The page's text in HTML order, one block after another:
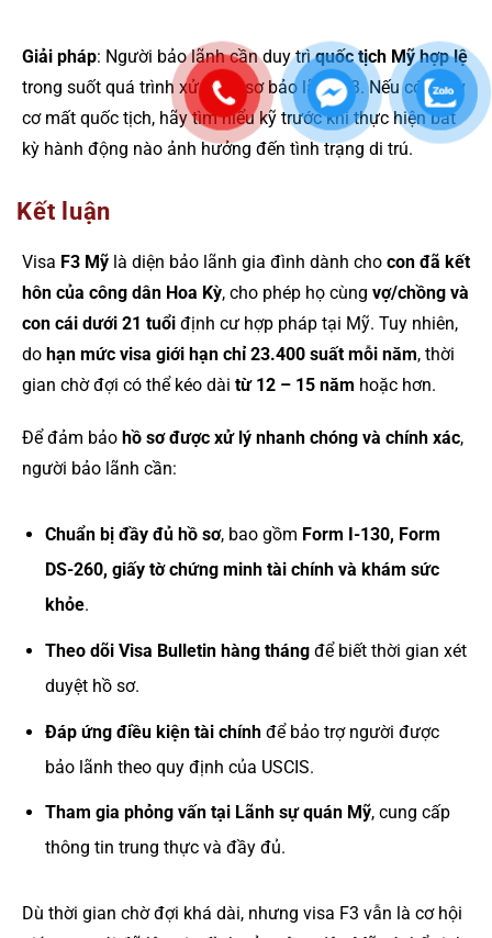
Giải pháp: Người bảo lãnh cần duy trìquốc tịch Mỹ hợp lệ
trong suốt quá trình xử lý hồ sơ bảo lãnh F3. Nếu có nguy
cơ mất quốc tịch, hãy tìm hiểu kỹ trước khi thực hiện bất
kỳ hành động nào ảnh hưởng đến tình trạng di trú.
Kết luận
Visa F3 Mỹ là diện bảo lãnh gia đình dành cho con đã kết
hôn của công dân Hoa Kỳ, cho phép họ cùng vợ/chồng và
con cái dưới 21 tuổi định cư hợp pháp tại Mỹ. Tuy nhiên,
do hạn mức visa giới hạn chỉ 23.400 suất mỗi năm, thời
gian chờ đợi có thể kéo dài từ 12 – 15 năm hoặc hơn.
Để đảm bảo hồ sơ được xử lý nhanh chóng và chính xác,
người bảo lãnh cần:
Chuẩn bị đầy đủ hồ sơ, bao gồm Form I-130, Form
DS-260, giấy tờ chứng minh tài chính và khám sức
khỏe.
Theo dõi Visa Bulletin hàng thángđể biết thời gian xét
duyệt hồ sơ.
Đáp ứng điều kiện tài chínhđể bảo trợ người được
bảo lãnh theo quy định của USCIS.
Tham gia phỏng vấn tại Lãnh sự quán Mỹ, cung cấp
thông tin trung thực và đầy đủ.
Dù thời gian chờ đợi khá dài, nhưng visa F3 vẫn là cơ hội